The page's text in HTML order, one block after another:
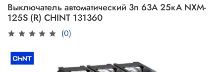
Выключатель автоматический 3п 63А 25кА NXM-
125S (R) CHINT 131360
(0)